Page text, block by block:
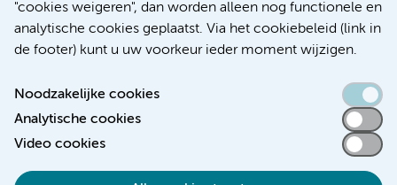
"cookies weigeren", dan worden alleen nog functionele en
analytische cookies geplaatst. Via het cookiebeleid (link in
de footer) kunt u uw voorkeur ieder moment wijzigen.
Noodzakelijke cookies
Analytische cookies
Video cookies
Verwijzen & diagnostiek
Toegankelijkheidsverklaring